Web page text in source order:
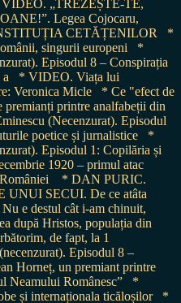
„TREZEȘTE-TE,
Legea Cojocaru,
CETĂȚENILOR
*
singurii europeni
*
Episodul 8 – Conspirația
* VIDEO. Viața lui
Veronica Micle
* Ce "efect de
premianți printre analfabeții din
(Necenzurat). Episodul
poetice și jurnalistice
*
Episodul 1: Copilăria și
1920 – primul atac
* DAN PURIC.
SECUI. De ce atâta
e destul cât i-am chinuit,
după Hristos, populația din
de fapt, la 1
Episodul 8 –
Horneț, un premiant printre
Neamului Românesc”
*
și internaționala ticăloșilor
*